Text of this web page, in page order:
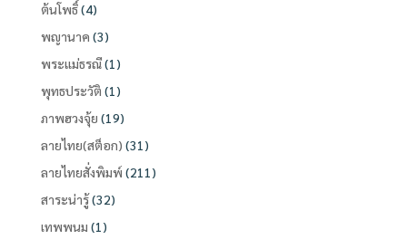
ต้นโพธิ์(4)
พญานาค (3)
พระแม่ธรณี(1)
พุทธประวัติ (1)
ภาพฮวงจุ้ย (19)
ลายไทย(สต็อก) (31)
ลายไทยสั่งพิมพ์ (211)
สาระน่ารู้(32)
เทพพนม (1)